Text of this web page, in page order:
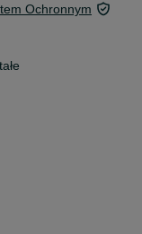
Ochronnym